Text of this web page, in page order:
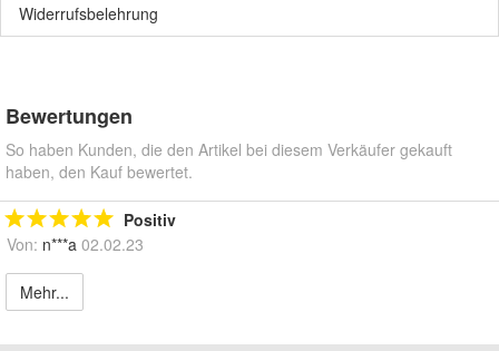
Widerrufsbelehrung
Bewertungen
So haben Kunden, die den Artikel bei diesem Verkäufer gekauft
haben, den Kauf bewertet.
Positiv
Von: n***a 02.02.23
Mehr...